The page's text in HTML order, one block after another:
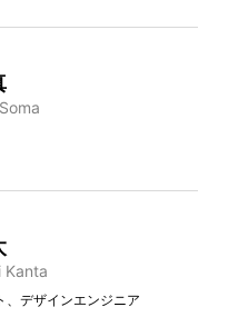
Kanta
、デザインエンジニア